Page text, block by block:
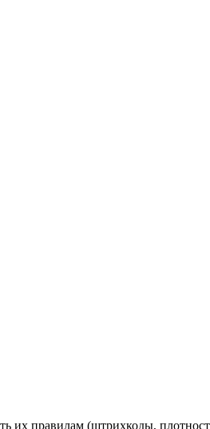
их правилам (штрихкоды,